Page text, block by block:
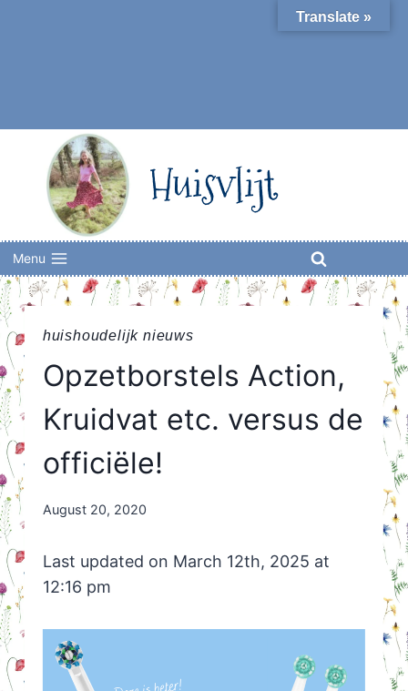
Huisvlijt
Menu
huishoudelijk nieuws
Opzetborstels Action,
Kruidvat etc. versus de
officiële!
By
August 20, 2020
Last updated on March 12th, 2025 at
12:16 pm
Translate »